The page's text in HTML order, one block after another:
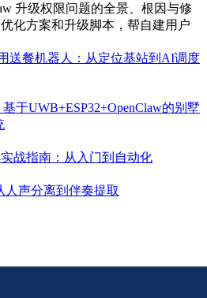
升级权限问题的全景、根因与修
优化方案和升级脚本，帮自建用户
送餐机器人：从定位基站到AI调度
于UWB+ESP32+OpenClaw的别墅
战指南：从入门到自动化
声分离到伴奏提取